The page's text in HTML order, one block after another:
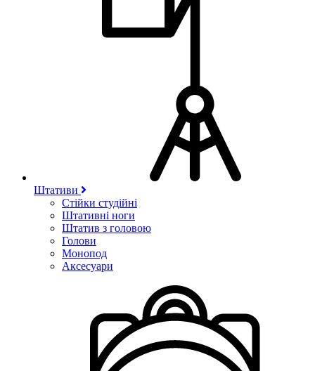
Штативи
Стійки студійні
Штативні ноги
Штатив з головою
Голови
Монопод
Аксесуари